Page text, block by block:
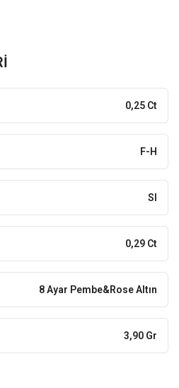
0,25 Ct
F-H
SI
0,29 Ct
8 Ayar Pembe&Rose Altın
3,90 Gr